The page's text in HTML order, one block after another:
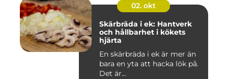
02. okt
Skärbräda i ek: Hantverk
och hållbarhet i kökets
hjärta
En skärbräda i ek är mer än
bara en yta att hacka lök på.
Det är...